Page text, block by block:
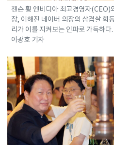
젠슨 황 엔비디아 최고경영자(CEO)
장, 이해진 네이버 의장의 삼겹살 회
리가 이를 지켜보는 인파로 가득하
이광호 기자